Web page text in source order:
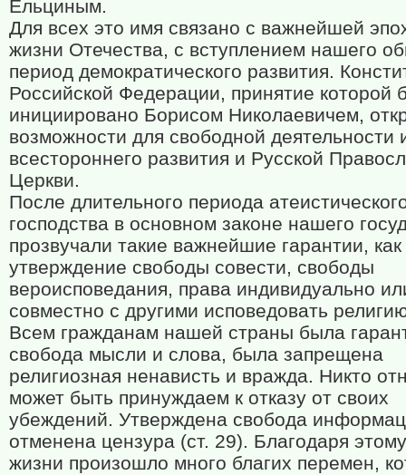
Ельциным.
Для всех это имя связано с важнейшей
жизни Отечества, с вступлением нашего
период демократического развития.
Российской Федерации, принятие которой
инициировано Борисом Николаевичем,
возможности для свободной деятельности
всестороннего развития и Русской
Церкви.
После длительного периода
господства в основном законе нашего
прозвучали такие важнейшие гарантии, как
утверждение свободы совести, свободы
вероисповедания, права индивидуально
совместно с другими исповедовать
Всем гражданам нашей страны была
свобода мысли и слова, была запрещена
религиозная ненависть и вражда. Никто
может быть принуждаем к отказу от своих
убеждений. Утверждена свобода
отменена цензура (ст. 29). Благодаря
жизни произошло много благих перемен,